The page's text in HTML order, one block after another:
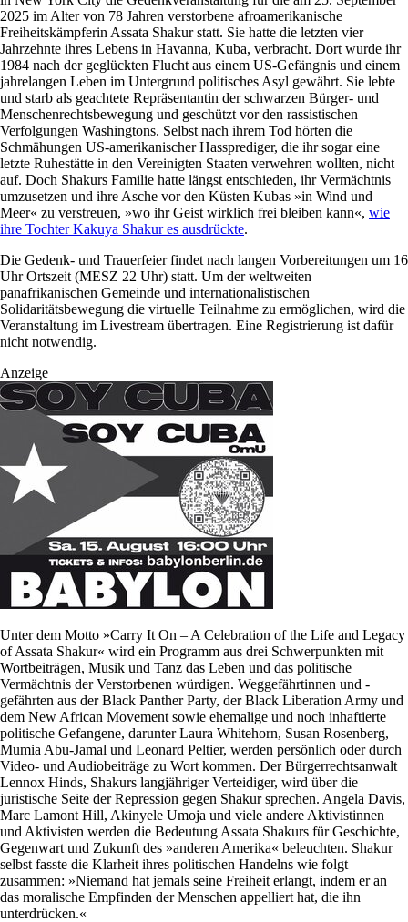
2025 im Alter von 78 Jahren verstorbene afroamerikanische
Freiheitskämpferin Assata Shakur statt. Sie hatte die letzten vier
Jahrzehnte ihres Lebens in Havanna, Kuba, verbracht. Dort wurde ihr
1984 nach der geglückten Flucht aus einem US-Gefängnis und einem
jahrelangen Leben im Untergrund politisches Asyl gewährt. Sie lebte
und starb als geachtete Repräsentantin der schwarzen Bürger- und
Menschenrechtsbewegung und geschützt vor den rassistischen
Verfolgungen Washingtons. Selbst nach ihrem Tod hörten die
Schmähungen US-amerikanischer Hassprediger, die ihr sogar eine
letzte Ruhestätte in den Vereinigten Staaten verwehren wollten, nicht
auf. Doch Shakurs Familie hatte längst entschieden, ihr Vermächtnis
umzusetzen und ihre Asche vor den Küsten Kubas »in Wind und
Meer« zu verstreuen, »wo ihr Geist wirklich frei bleiben kann«, wie
ihre Tochter Kakuya Shakur es ausdrückte.
Die Gedenk- und Trauerfeier findet nach langen Vorbereitungen um 16
Uhr Ortszeit (MESZ 22 Uhr) statt. Um der weltweiten
panafrikanischen Gemeinde und internationalistischen
Solidaritätsbewegung die virtuelle Teilnahme zu ermöglichen, wird die
Veranstaltung im Livestream übertragen. Eine Registrierung ist dafür
nicht notwendig.
Anzeige
Unter dem Motto »Carry It On – A Celebration of the Life and Legacy
of Assata Shakur« wird ein Programm aus drei Schwerpunkten mit
Wortbeiträgen, Musik und Tanz das Leben und das politische
Vermächtnis der Verstorbenen würdigen. Weggefährtinnen und -
gefährten aus der Black Panther Party, der Black Liberation Army und
dem New African Movement sowie ehemalige und noch inhaftierte
politische Gefangene, darunter Laura Whitehorn, Susan Rosenberg,
Mumia Abu-Jamal und Leonard Peltier, werden persönlich oder durch
Video- und Audiobeiträge zu Wort kommen. Der Bürgerrechtsanwalt
Lennox Hinds, Shakurs langjähriger Verteidiger, wird über die
juristische Seite der Repression gegen Shakur sprechen. Angela Davis,
Marc Lamont Hill, Akinyele Umoja und viele andere Aktivistinnen
und Aktivisten werden die Bedeutung Assata Shakurs für Geschichte,
Gegenwart und Zukunft des »anderen Amerika« beleuchten. Shakur
selbst fasste die Klarheit ihres politischen Handelns wie folgt
zusammen: »Niemand hat jemals seine Freiheit erlangt, indem er an
das moralische Empfinden der Menschen appelliert hat, die ihn
unterdrücken.«